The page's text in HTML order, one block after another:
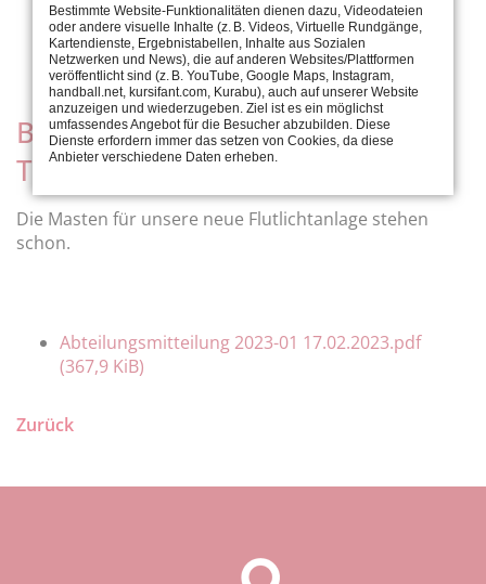
Vorrunde am Samstag,30. September
Endrunde am Sonntag,01. Oktober
Bauliche Veränderungen auf der
Tennisanlage
Die Masten für unsere neue Flutlichtanlage stehen
schon.
Abteilungsmitteilung 2023-01 17.02.2023.pdf
(367,9 KiB)
Zurück
Bestimmte Website-Funktionalitäten dienen dazu, Videodateien
oder andere visuelle Inhalte (z. B. Videos, Virtuelle Rundgänge,
Kartendienste, Ergebnistabellen, Inhalte aus Sozialen
Netzwerken und News), die auf anderen Websites/Plattformen
veröffentlicht sind (z. B. YouTube, Google Maps, Instagram,
handball.net, kursifant.com, Kurabu), auch auf unserer Website
anzuzeigen und wiederzugeben. Ziel ist es ein möglichst
umfassendes Angebot für die Besucher abzubilden. Diese
Dienste erfordern immer das setzen von Cookies, da diese
Anbieter verschiedene Daten erheben.